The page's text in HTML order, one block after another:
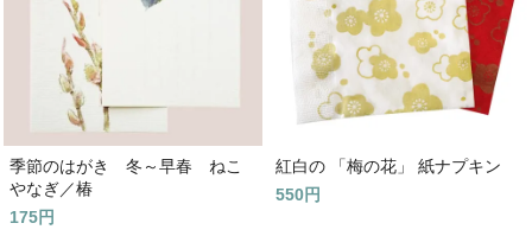
季節のはがき 冬～早春 ねこ
やなぎ／椿
175円
紅白の 「梅の花」 紙ナプキン
550円